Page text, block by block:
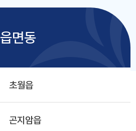
읍면동
초월읍
곤지암읍